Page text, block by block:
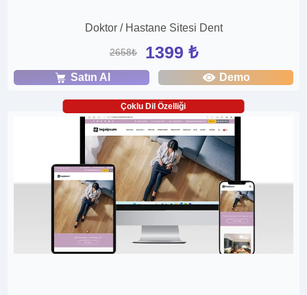
Doktor / Hastane Sitesi Dent
2658₺ 1399 ₺
Satın Al Demo
Çoklu Dil Özelliği